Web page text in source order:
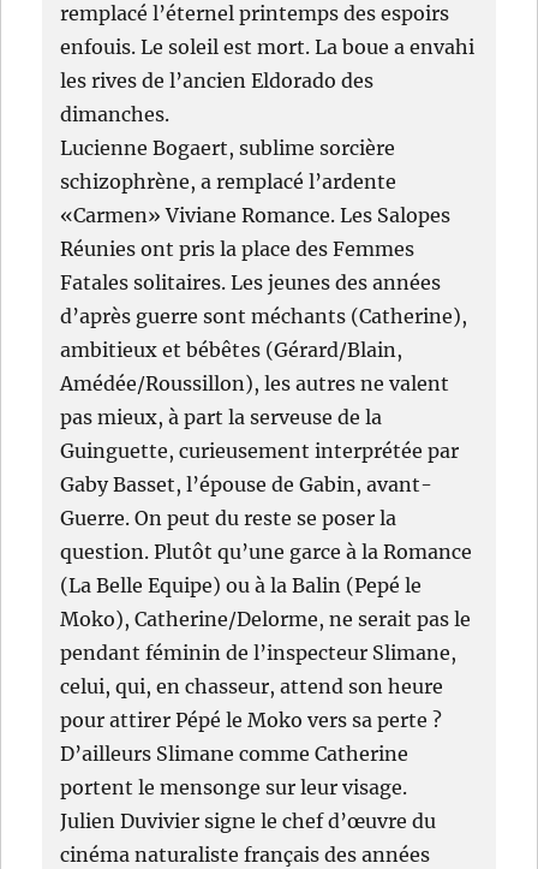
remplacé l’éternel printemps des espoirs
enfouis. Le soleil est mort. La boue a envahi
les rives de l’ancien Eldorado des
dimanches.
Lucienne Bogaert, sublime sorcière
schizophrène, a remplacé l’ardente
«Carmen» Viviane Romance. Les Salopes
Réunies ont pris la place des Femmes
Fatales solitaires. Les jeunes des années
d’après guerre sont méchants (Catherine),
ambitieux et bébêtes (Gérard/Blain,
Amédée/Roussillon), les autres ne valent
pas mieux, à part la serveuse de la
Guinguette, curieusement interprétée par
Gaby Basset, l’épouse de Gabin, avant-
Guerre. On peut du reste se poser la
question. Plutôt qu’une garce à la Romance
(La Belle Equipe) ou à la Balin (Pepé le
Moko), Catherine/Delorme, ne serait pas le
pendant féminin de l’inspecteur Slimane,
celui, qui, en chasseur, attend son heure
pour attirer Pépé le Moko vers sa perte ?
D’ailleurs Slimane comme Catherine
portent le mensonge sur leur visage.
Julien Duvivier signe le chef d’œuvre du
cinéma naturaliste français des années